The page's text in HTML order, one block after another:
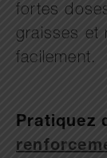
fortes
graisses et
facilement.
Pratiquez